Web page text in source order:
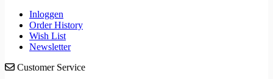
Inloggen
Order History
Wish List
Newsletter
Customer Service